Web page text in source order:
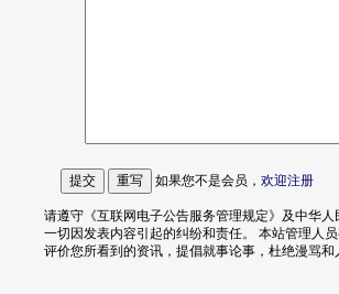
如果您不是会员， 欢迎注册
请遵守《互联网电子公告服务管理规定》及中华
一切因发表内容引起的纠纷和责任。 本站管理人
评价您所看到的资讯，提倡就事论事，杜绝漫骂和